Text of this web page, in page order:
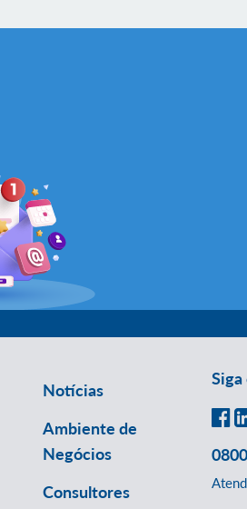
Notícias
Ambiente de
Negócios
Consultores
Siga